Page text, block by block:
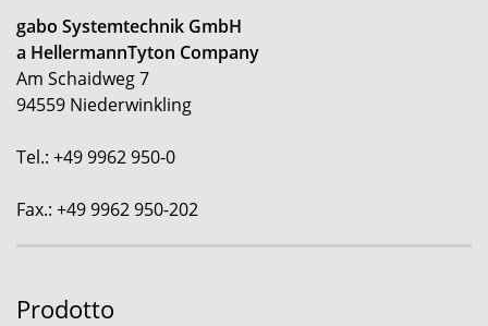
gabo Systemtechnik GmbH
a HellermannTyton Company
Am Schaidweg 7
94559 Niederwinkling
Tel.: +49 9962 950-0
Fax.: +49 9962 950-202
Prodotto